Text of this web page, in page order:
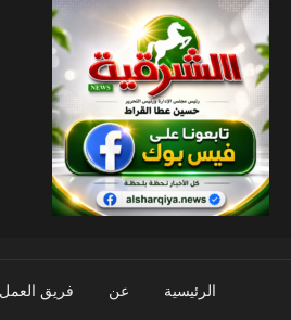
الرئيسية عن فريق العمل